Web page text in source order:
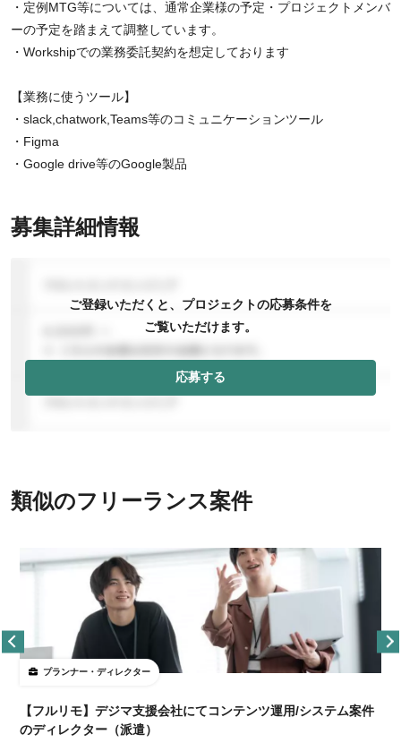
・定例MTG等については、通常企業様の予定・プロジェクトメンバ
ーの予定を踏まえて調整しています。
・Workshipでの業務委託契約を想定しております
【業務に使うツール】
・slack,chatwork,Teams等のコミュニケーションツール
・Figma
・Google drive等のGoogle製品
募集詳細情報
ご登録いただくと、プロジェクトの応募条件を
ご覧いただけます。
応募する
類似のフリーランス案件
プランナー・ディレクター
【フルリモ】デジマ支援会社にてコンテンツ運用/システム案件
のディレクター（派遣）